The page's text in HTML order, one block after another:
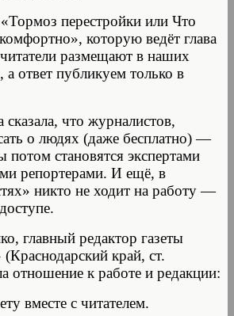
перестройки или Что
которую ведёт глава
размещают в наших
а ответ публикуем только в
что журналистов,
о людях (даже бесплатно) —
становятся экспертами
репортерами. И ещё, в
никто не ходит на работу —
главный редактор газеты
край, ст.
отношение к работе и редакции:
вместе с читателем.